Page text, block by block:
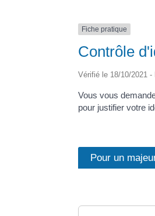
Fiche pratique
Contrôle
Vérifié le 18/10/2021
Vous vous
pour justifier votre
Pour un